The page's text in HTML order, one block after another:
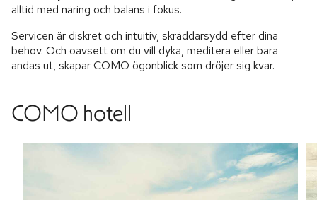
alltid med näring och balans i fokus.
Servicen är diskret och intuitiv, skräddarsydd efter dina
behov. Och oavsett om du vill dyka, meditera eller bara
andas ut, skapar COMO ögonblick som dröjer sig kvar.
COMO hotell